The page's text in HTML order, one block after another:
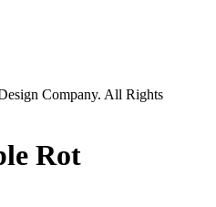
Company. All Rights
Rot